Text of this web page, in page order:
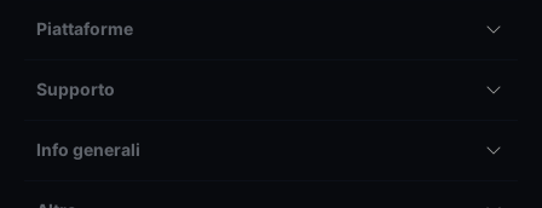
Piattaforme
Supporto
Info generali